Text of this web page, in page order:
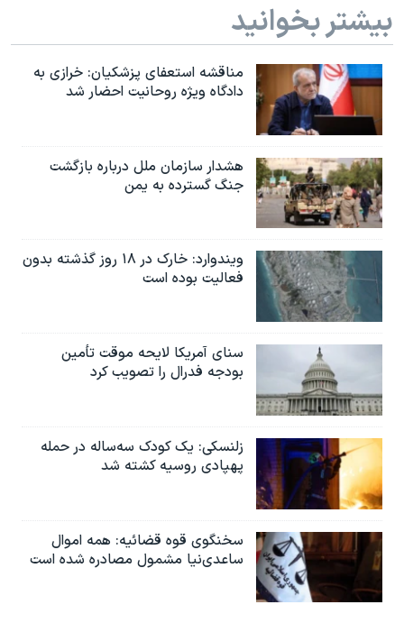
بیشتر بخوانید
مناقشه استعفای پزشکیان: خرازی به
دادگاه ویژه روحانیت احضار شد
هشدار سازمان ملل درباره بازگشت
جنگ گسترده به یمن
ویندوارد: خارک در ۱۸ روز گذشته بدون
فعالیت بوده است
سنای آمریکا لایحه موقت تأمین
بودجه فدرال را تصویب کرد
زلنسکی: یک کودک سه‌ساله در حمله
پهپادی روسیه کشته شد
سخنگوی قوه قضائیه: همه اموال
ساعدی‌نیا مشمول مصادره شده است